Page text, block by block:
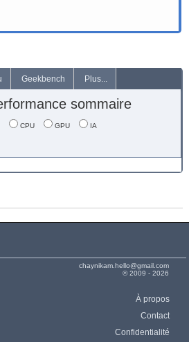
Geekbench Plus...
sommaire
CPU GPU IA
chaynikam.hello@gmail.com
© 2009 - 2026
À propos
Contact
Confidentialité